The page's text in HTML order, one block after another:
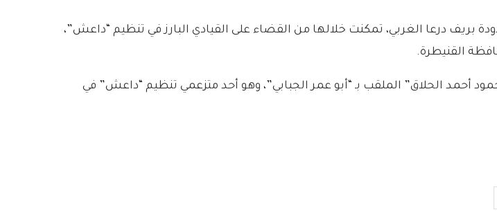
بريف درعا الغربي، تمكنت خلالها من القضاء على القيادي البارز في تنظيم “داعش”،
القنيطرة.
الحلاق” الملقب بـ “أبو عمر الجبابي”، وهو أحد متزعمي تنظيم “داعش” في